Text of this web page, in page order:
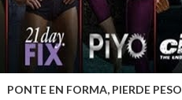
PONTE EN FORMA, PIERDE